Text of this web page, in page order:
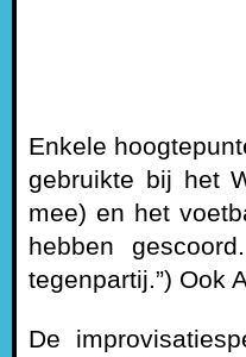
Enkele
gebruikte bij het
mee) en het
hebben
tegenpartij.”) Ook
De